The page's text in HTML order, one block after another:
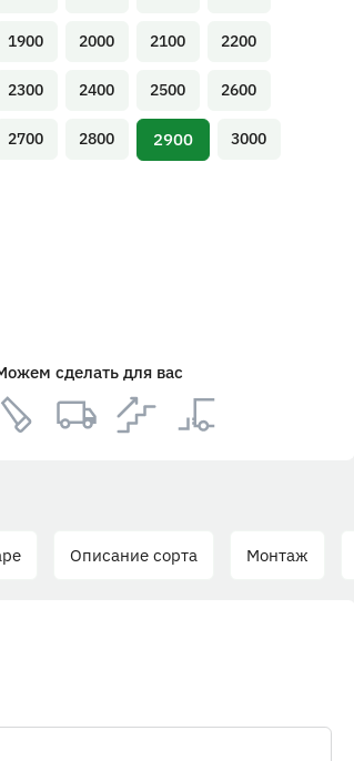
1900 2000 2100 2200
2300 2400 2500 2600
2700 2800 2900 3000
сделать для вас
Описание сорта Монтаж